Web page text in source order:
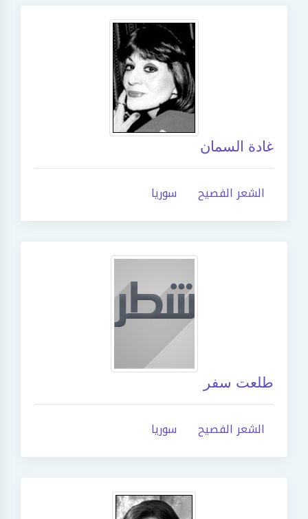
غادة السمان
الشعر الفصيح سوريا
طلعت سفر
الشعر الفصيح سوريا